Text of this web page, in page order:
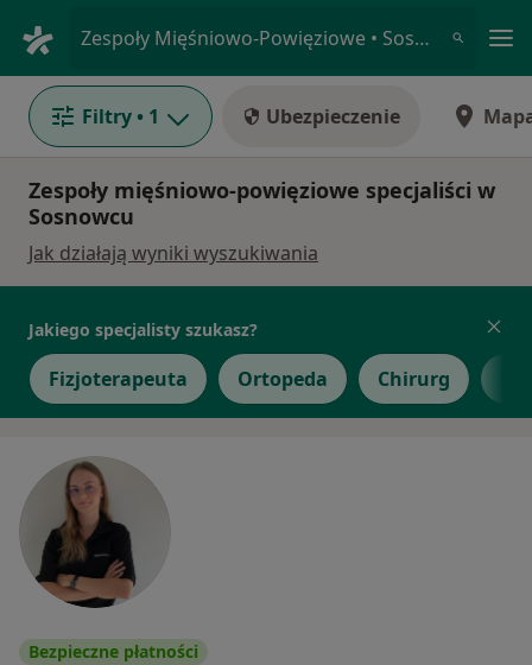
Zespoły Mięśniowo-Powięziowe • Sosnowiec, śląskie
Filtry • 1 Ubezpieczenie
Zespoły mięśniowo-powięziowe specjaliści w
Sosnowcu
Jak działają wyniki wyszukiwania
Jakiego specjalisty szukasz?
Fizjoterapeuta Ortopeda Chirurg
Bezpieczne płatności